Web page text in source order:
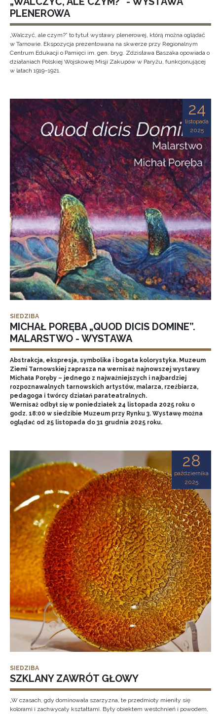
PLENEROWA
„Walczyć, ale czym?” to tytuł wystawy plenerowej, którą można oglądać
w Tarnowie. Ekspozycja prezentowana na skwerze przy Regionalnym
Centrum Edukacji o Pamięci im. gen. bryg. Zdzisława Baszaka opowiada o
działaniach Polskiej Wojskowej Misji Zakupów w Paryżu, funkcjonującej
w latach 1919–1921.
24
listopada
2025
SIEDZIBA
MICHAŁ PORĘBA „QUOD DICIS DOMINE”.
MALARSTWO - WYSTAWA
Abstrakcja, ekspresja, symbolika i bogata kolorystyka. Muzeum
Ziemi Tarnowskiej zaprasza na wernisaż najnowszej wystawy
Michała Poręby – jednego z najważniejszych i najbardziej
rozpoznawalnych tarnowskich artystów, malarza, rzeźbiarza,
pedagoga i twórcy działań parateatralnych.
Wernisaż odbył się w poniedziałek 24 listopada 2025 roku o
godz. 18:00 w siedzibie Muzeum przy Rynku 3. Wystawę można
oglądać od 25 listopada do 31 grudnia 2025 roku.
28
października
2025
SIEDZIBA
SZKLANY ZAWRÓT GŁOWY
„W czasach, gdy dominowała szarzyzna, te przedmioty mieniły się
kolorami i zachwycały kształtami. Były obiektem westchnień i powodem,